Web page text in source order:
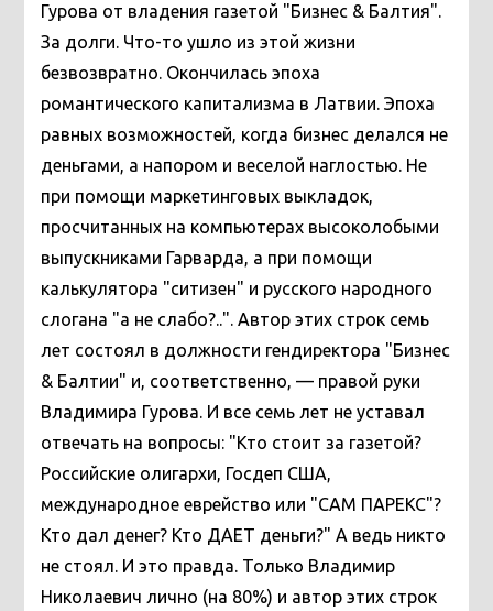
Гурова от владения газетой "Бизнес & Балтия".
За долги. Что-то ушло из этой жизни
безвозвратно. Окончилась эпоха
романтического капитализма в Латвии. Эпоха
равных возможностей, когда бизнес делался не
деньгами, а напором и веселой наглостью. Не
при помощи маркетинговых выкладок,
просчитанных на компьютерах высоколобыми
выпускниками Гарварда, а при помощи
калькулятора "ситизен" и русского народного
слогана "а не слабо?..". Автор этих строк семь
лет состоял в должности гендиректора "Бизнес
& Балтии" и, соответственно, — правой руки
Владимира Гурова. И все семь лет не уставал
отвечать на вопросы: "Кто стоит за газетой?
Российские олигархи, Госдеп США,
международное еврейство или "САМ ПАРЕКС"?
Кто дал денег? Кто ДАЕТ деньги?" А ведь никто
не стоял. И это правда. Только Владимир
Николаевич лично (на 80%) и автор этих строк